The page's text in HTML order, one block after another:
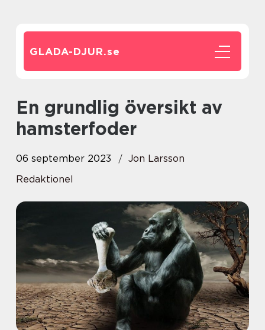
GLADA-DJUR.se
En grundlig översikt av
hamsterfoder
06 september 2023
Jon Larsson
Redaktionel